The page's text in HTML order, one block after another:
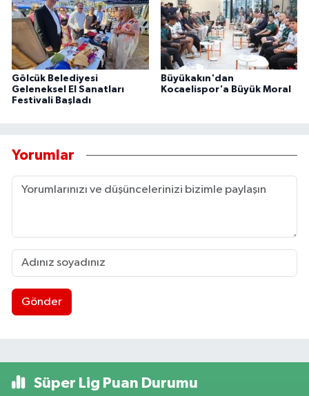
Gölcük Belediyesi
Geleneksel El Sanatları
Festivali Başladı
Büyükakın'dan
Kocaelispor'a Büyük Moral
Yorumlar
Gönder
Süper Lig Puan Durumu